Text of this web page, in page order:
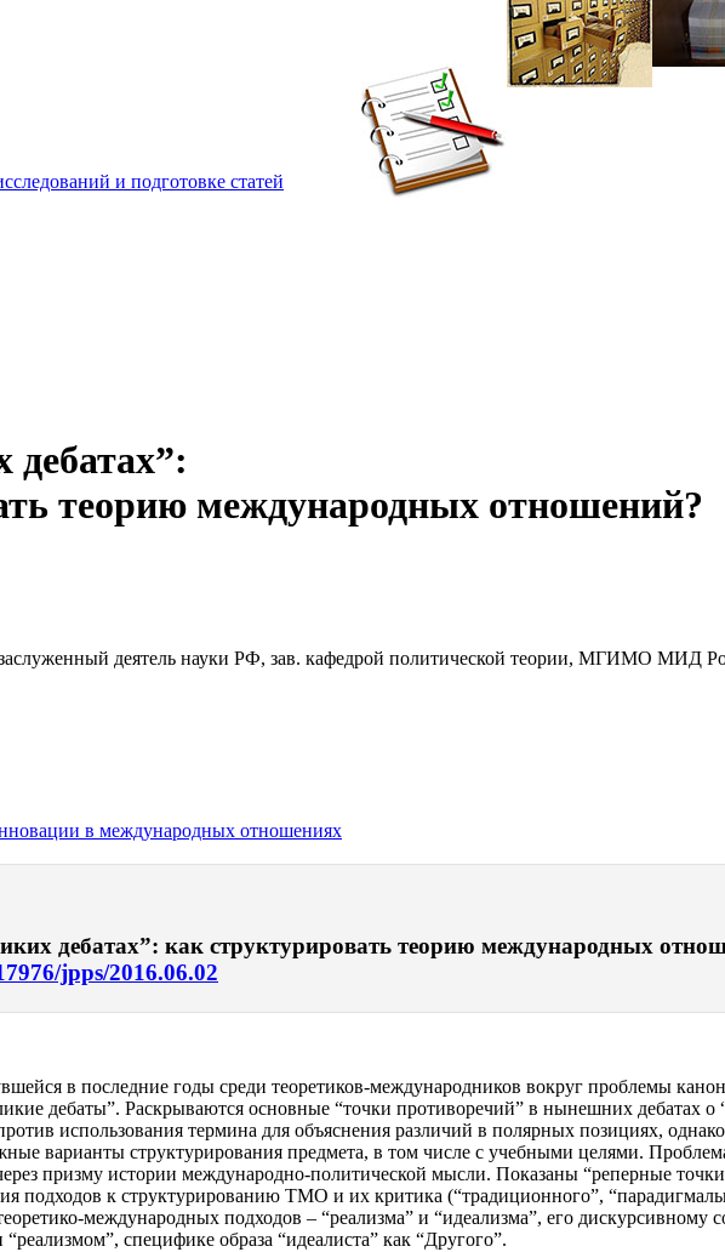
и подготовке статей
теорию международных отношений?
деятель науки РФ, зав. кафедрой политической теории, МГИМО МИД
в международных отношениях
дебатах”: как структурировать теорию международных
jpps/2016.06.02
в последние годы среди теоретиков-международников вокруг проблемы
дебаты”. Раскрываются основные “точки противоречий” в нынешних дебатах о
использования термина для объяснения различий в полярных позициях,
варианты структурирования предмета, в том числе с учебными целями.
призму истории международно-политической мысли. Показаны “реперные
подходов к структурированию ТМО и их критика (“традиционного”,
международных подходов – “реализма” и “идеализма”, его
специфике образа “идеалиста” как “Другого”.